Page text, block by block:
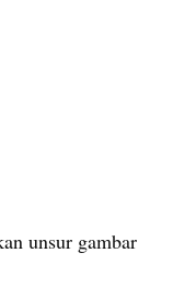
unsur gambar